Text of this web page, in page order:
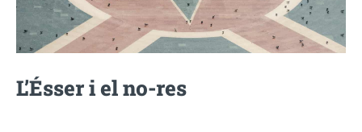
L’Ésser i el no-res